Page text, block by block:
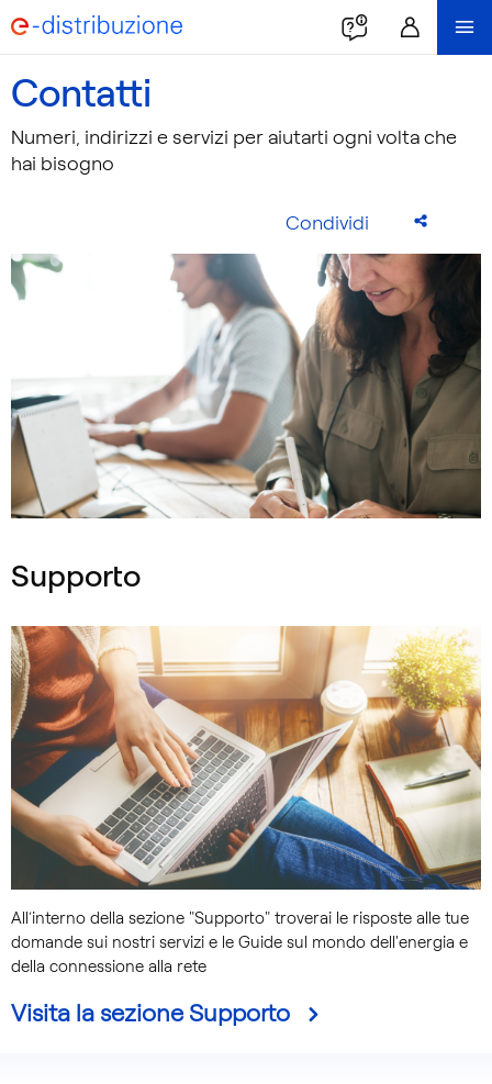
Contatti
Numeri, indirizzi e servizi per aiutarti ogni volta che
hai bisogno
Condividi
Supporto
All’interno della sezione "Supporto" troverai le risposte alle tue
domande sui nostri servizi e le Guide sul mondo dell'energia e
della connessione alla rete
Visita la sezione Supporto